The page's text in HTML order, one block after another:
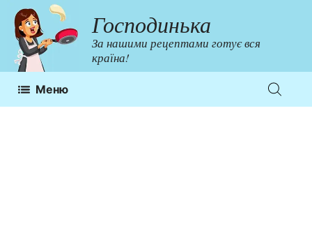
Перейти
до
контенту
Господинька
За нашими рецептами готує вся
країна!
Меню